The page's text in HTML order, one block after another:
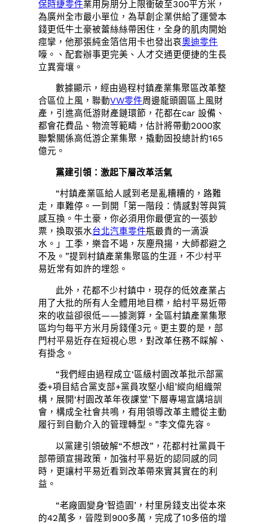
保時捷零件業用房朋分上限衝破至300平方米，
為廣州全市最小單位，為草創企業供給了運營本
錢更低牛土豪被蕾絲絲帶困住，全身的肌肉開始
痙攣，他那張純金箔信用卡也發出哀奧迪零件
嚎。、配套辦事更完美、人才交通更便捷的生長
立異膏壤。
數據顯示，經由過程村鎮產業集聚區改革整
合區位上風，聯動VW零件周邊龍頭園區上風財
產，引進高低游財產鏈環節，花都在car 設備、
都會花費品、物流等範疇，估計將帶動2000家
聯繫關係高低游企業集聚，撬動固投總計約165
億元。
黨建引領：激起下層改革活氣
“村鎮產業區給人感到老是亂糟糟的，路難
走，車難停。一到開「第一階段：情感對等與質
感互換。牛土豪，你必須用你最便宜的一張鈔
票，換取張水台北汽車零件瓶最貴的一滴淚
水。」工季，樂音不竭，灰塵飛揚，大師都避之
不及。”提到村鎮產業集聚區的生涯，不少村平
易近常有如許的埋怨。
此外，花都不少村鎮中，現存的低效產業占
用了大批的所有人全體用地目標，給村平易近帶
來的收益卻很低——據測算，全區村鎮產業集聚
區均勻每平方米月房錢僅3元。更主要的是，部
門村平易近存在短視心思，對改革任務不睬解、
有掛念。
“我們經由過程成立‘區級村園改革批示部黨
委+項目結合黨支部+黨員攻堅小組’縱向組織架
構，展開‘村園改革年夜課堂’下層專場宣講培訓
會，構成全社會共鳴，有用領導改革主體從主動
履行到自動介入的管理轉型。”李文偉先容。
以黨建引領破解“不想改”，花都村社黨員干
部帶頭宣揚政策，加強村平易近的認同感的同
時，更讓村平易近看到改革帶來實其實在的利
益。
“老廠園變身‘智造園’，村里房錢支出從本來
的42萬多，晉陞到900多萬，完成了10多倍的增